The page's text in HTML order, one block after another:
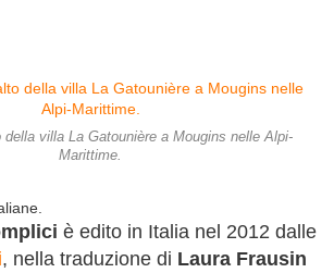
della villa La Gatounière a Mougins nelle Alpi-
Marittime.
è edito in Italia nel 2012 dalle
, nella traduzione di Laura Frausin